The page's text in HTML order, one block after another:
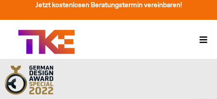
Inhalt
springen
Jetzt kostenlosen Beratungstermin vereinbaren!
Treppenlift
Preise